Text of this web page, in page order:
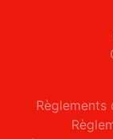
Règlements